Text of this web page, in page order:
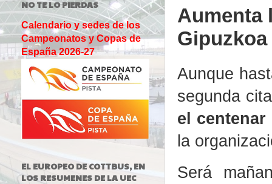
Aumenta
Gipuzkoa
Aunque
segunda
el
la
Será
NO TE LO PIERDAS
Calendario y sedes de los
Campeonatos y Copas de
España 2026-27
EL EUROPEO DE COTTBUS, EN
LOS RESUMENES DE LA UEC